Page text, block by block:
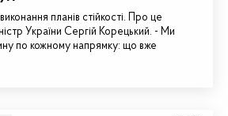
планів стійкості. Про це
України Сергій Корецький. - Ми
по кожному напрямку: що вже